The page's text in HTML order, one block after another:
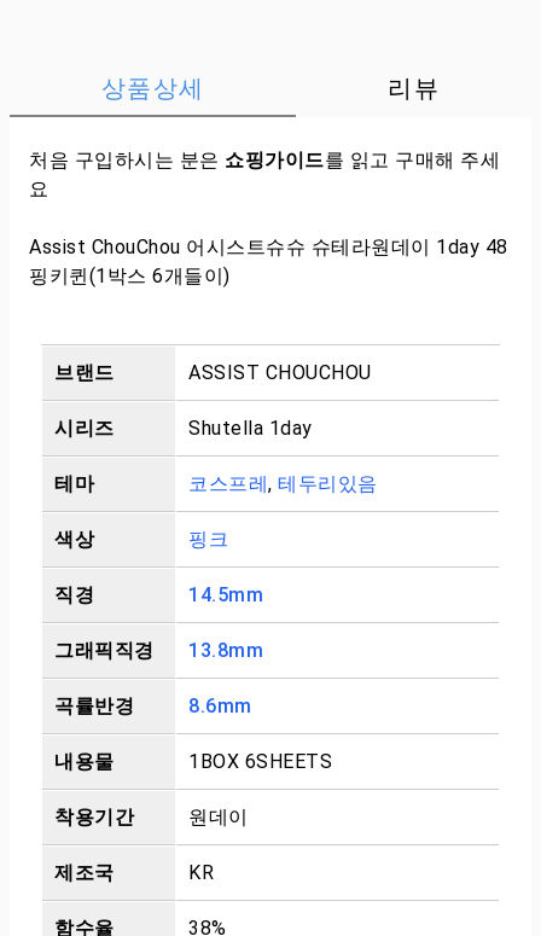
상품상세 리뷰
처음 구입하시는 분은 쇼핑가이드를 읽고 구매해 주세
요
Assist ChouChou 어시스트슈슈 슈테라원데이 1day 48
핑키퀸(1박스 6개들이)
브랜드 ASSIST CHOUCHOU
시리즈 Shutella 1day
테마 코스프레, 테두리있음
색상 핑크
직경 14.5mm
그래픽직경 13.8mm
곡률반경 8.6mm
내용물 1BOX 6SHEETS
착용기간 원데이
제조국 KR
함수율 38%